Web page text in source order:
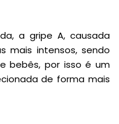
a gripe A, causada
mais intensos, sendo
bebês, por isso é um
de forma mais